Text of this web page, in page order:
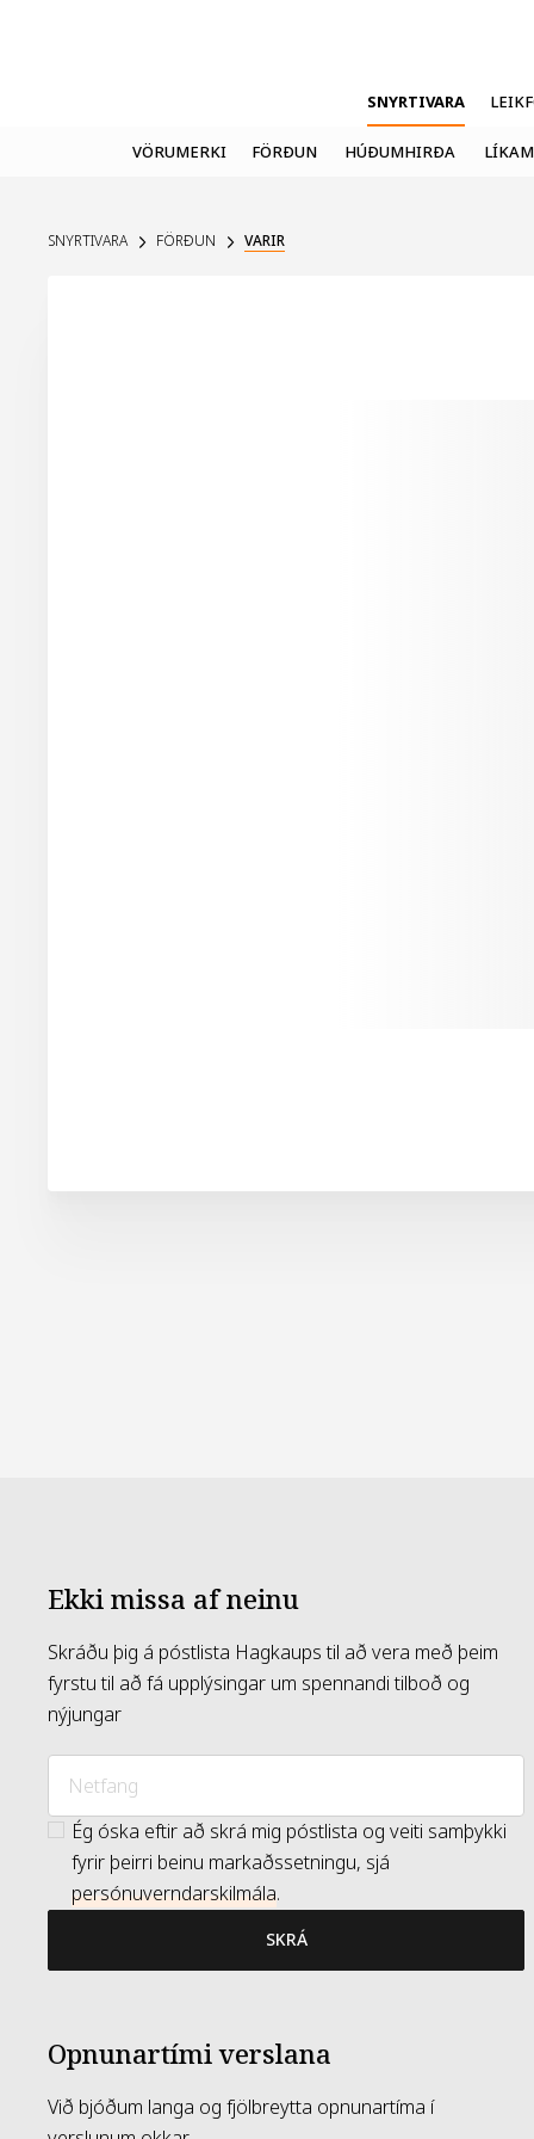
SNYRTIVARA
VÖRUMERKI FÖRÐUN HÚÐUMHIRÐA
SNYRTIVARA FÖRÐUN VARIR
Ekki missa af neinu
Skráðu þig á póstlista Hagkaups til að vera með þeim
fyrstu til að fá upplýsingar um spennandi tilboð og
nýjungar
Ég óska eftir að skrá mig póstlista og veiti samþykki
fyrir þeirri beinu markaðssetningu, sjá
persónuverndarskilmála.
SKRÁ
Opnunartími verslana
Við bjóðum langa og fjölbreytta opnunartíma í